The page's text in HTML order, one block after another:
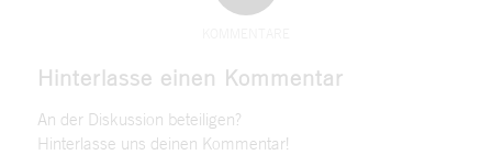
Hinterlasse einen Kommentar
An der Diskussion beteiligen?
Hinterlasse uns deinen Kommentar!